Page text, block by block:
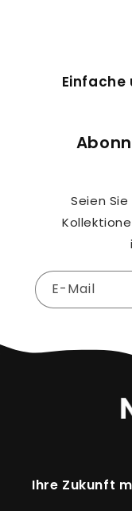
Einfache
Seien
E-Mail
Ihre Zukunft